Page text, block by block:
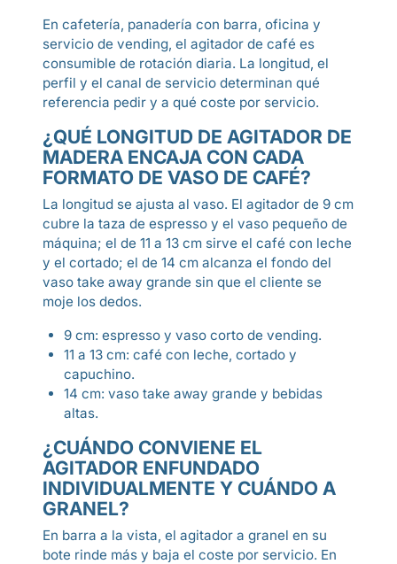
En cafetería, panadería con barra, oficina y
servicio de vending, el agitador de café es
consumible de rotación diaria. La longitud, el
perfil y el canal de servicio determinan qué
referencia pedir y a qué coste por servicio.
¿QUÉ LONGITUD DE AGITADOR DE
MADERA ENCAJA CON CADA
FORMATO DE VASO DE CAFÉ?
La longitud se ajusta al vaso. El agitador de 9 cm
cubre la taza de espresso y el vaso pequeño de
máquina; el de 11 a 13 cm sirve el café con leche
y el cortado; el de 14 cm alcanza el fondo del
vaso take away grande sin que el cliente se
moje los dedos.
9 cm: espresso y vaso corto de vending.
11 a 13 cm: café con leche, cortado y
capuchino.
14 cm: vaso take away grande y bebidas
altas.
¿CUÁNDO CONVIENE EL
AGITADOR ENFUNDADO
INDIVIDUALMENTE Y CUÁNDO A
GRANEL?
En barra a la vista, el agitador a granel en su
bote rinde más y baja el coste por servicio. En